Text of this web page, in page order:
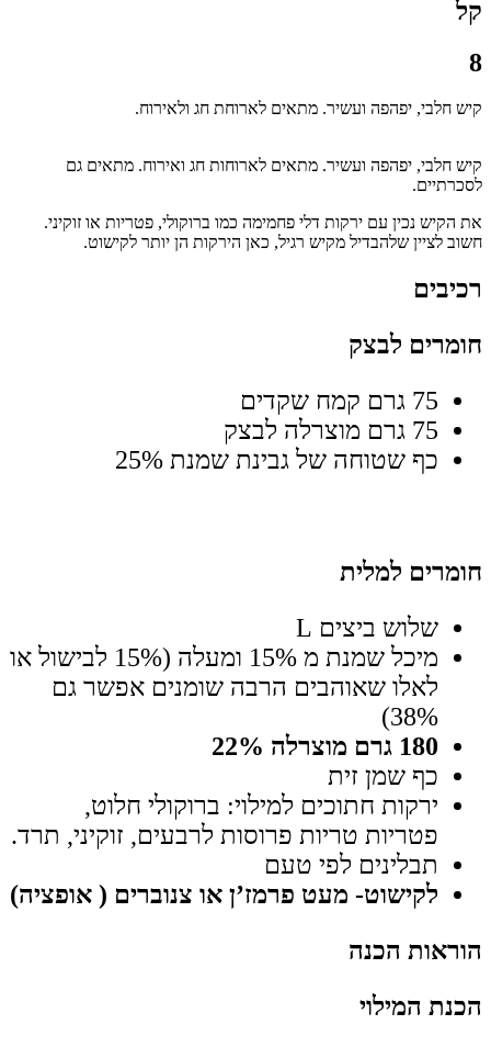
קל
8
קיש חלבי, יפהפה ועשיר. מתאים לארוחת חג ולאירוח.
קיש חלבי, יפהפה ועשיר. מתאים לארוחות חג ואירוח. מתאים גם
לסכרתיים.
את הקיש נכין עם ירקות דלי פחמימה כמו ברוקולי, פטריות או זוקיני.
חשוב לציין שלהבדיל מקיש רגיל, כאן הירקות הן יותר לקישוט.
רכיבים
חומרים לבצק
75 גרם קמח שקדים
75 גרם מוצרלה לבצק
כף שטוחה של גבינת שמנת 25%
חומרים למלית
שלוש ביצים L
מיכל שמנת מ 15% ומעלה (15% לבישול או
לאלו שאוהבים הרבה שומנים אפשר גם
38%)
180 גרם מוצרלה 22%
כף שמן זית
ירקות חתוכים למילוי: ברוקולי חלוט,
פטריות טריות פרוסות לרבעים, זוקיני, תרד.
תבלינים לפי טעם
לקישוט- מעט פרמז’ן או צנוברים ( אופציה)
הוראות הכנה
הכנת המילוי